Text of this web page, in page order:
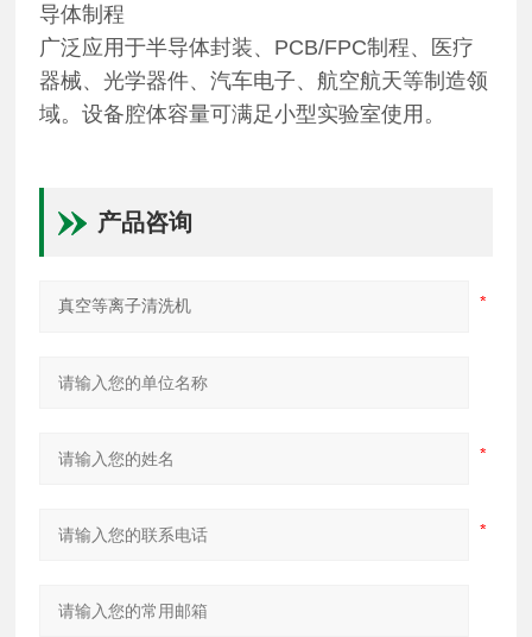
导体制程
广泛应用于半导体封装、PCB/FPC制程、医疗
器械、光学器件、汽车电子、航空航天等制造领
域。设备腔体容量可满足小型实验室使用。
产品咨询